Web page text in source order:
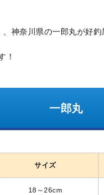
神奈川県の一郎丸が好釣
！
一郎丸
サイズ
18～26cm